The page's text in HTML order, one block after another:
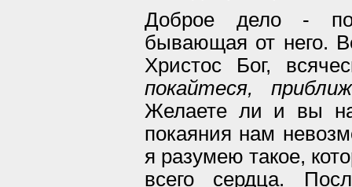
Доброе дело -
бывающая от него.
Христос Бог,
покайтеся,
Желаете ли и вы
покаяния нам
я разумею такое,
всего сердца.